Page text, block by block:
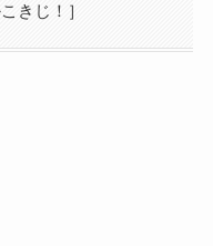
きじ！］